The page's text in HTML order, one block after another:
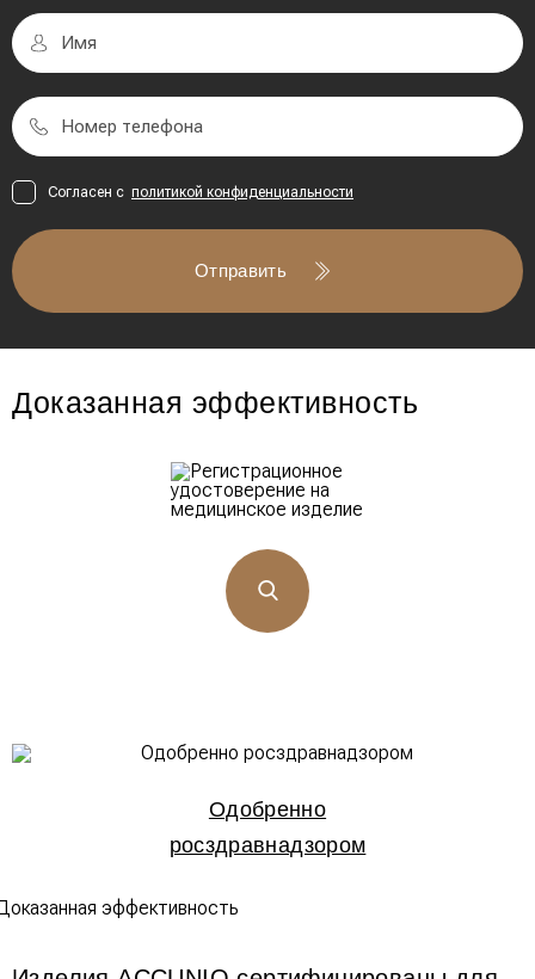
Отправить
Согласен с политикой конфиденциальности
Доказанная эффективность
Одобренно
росздравнадзором